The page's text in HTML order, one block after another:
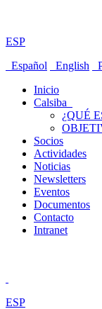
ESP
Español
English
Inicio
Calsiba
¿QUÉ
Socios
Actividades
Noticias
Newsletters
Eventos
Documentos
Contacto
Intranet
ESP